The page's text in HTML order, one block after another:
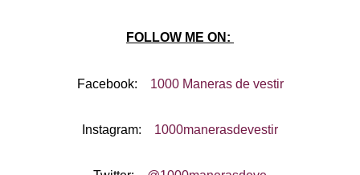
FOLLOW ME ON:
Facebook: 1000 Maneras de vestir
Instagram: 1000manerasdevestir